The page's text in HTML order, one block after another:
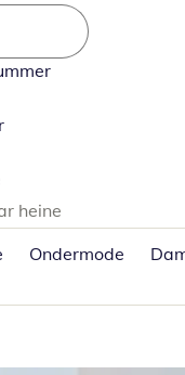
heine
Ondermode